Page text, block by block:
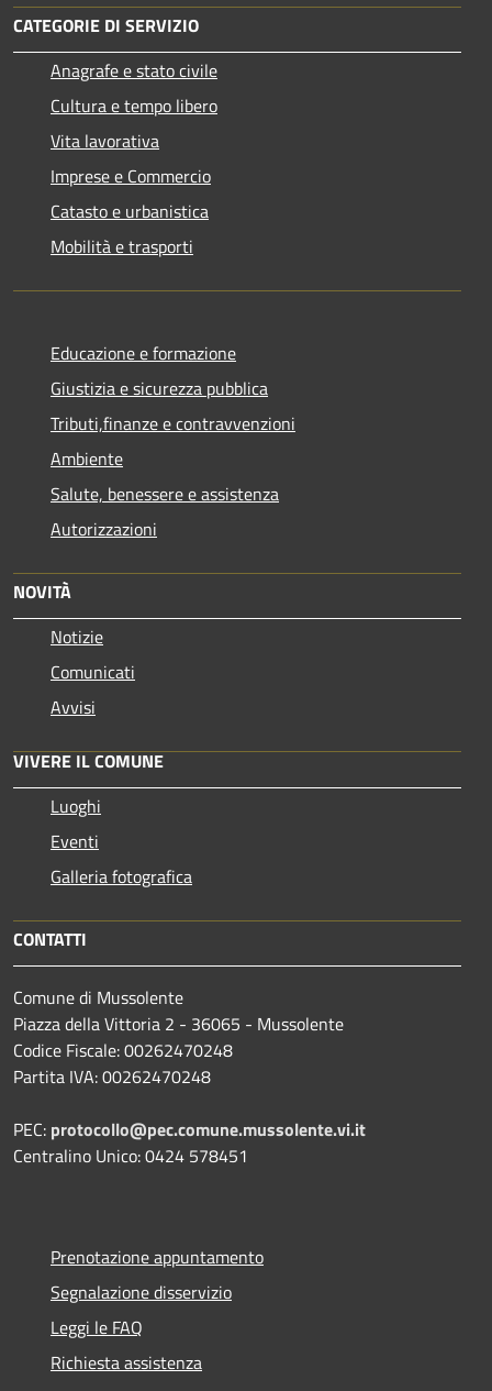
CATEGORIE DI SERVIZIO
Anagrafe e stato civile
Cultura e tempo libero
Vita lavorativa
Imprese e Commercio
Catasto e urbanistica
Mobilità e trasporti
Educazione e formazione
Giustizia e sicurezza pubblica
Tributi,finanze e contravvenzioni
Ambiente
Salute, benessere e assistenza
Autorizzazioni
NOVITÀ
Notizie
Comunicati
Avvisi
VIVERE IL COMUNE
Luoghi
Eventi
Galleria fotografica
CONTATTI
Comune di Mussolente
Piazza della Vittoria 2 - 36065 - Mussolente
Codice Fiscale: 00262470248
Partita IVA: 00262470248
PEC: protocollo@pec.comune.mussolente.vi.it
Centralino Unico: 0424 578451
Prenotazione appuntamento
Segnalazione disservizio
Leggi le FAQ
Richiesta assistenza